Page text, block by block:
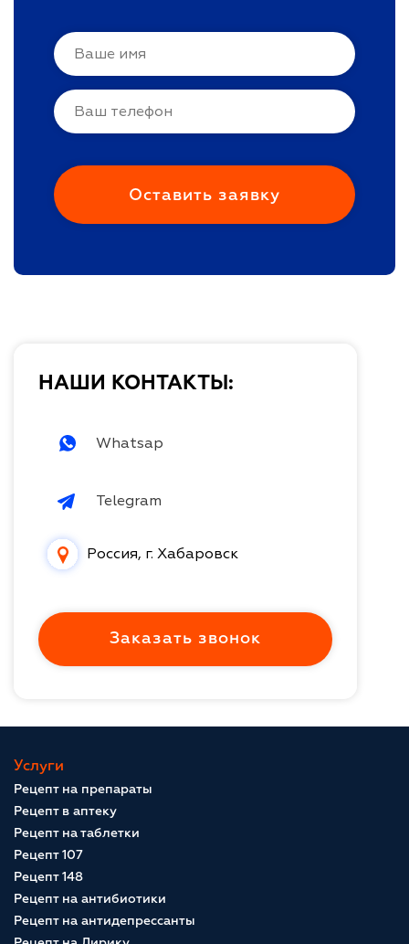
НАШИ КОНТАКТЫ:
Whatsap
Telegram
Россия, г. Хабаровск
Заказать звонок
Услуги
Рецепт на препараты
Рецепт в аптеку
Рецепт на таблетки
Рецепт 107
Рецепт 148
Рецепт на антибиотики
Рецепт на антидепрессанты